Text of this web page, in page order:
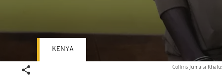
Collins Jumaisi
KENYA